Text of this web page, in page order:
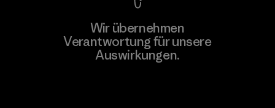
Mehr dazuWir übernehmen
Verantwortung für unsere
Auswirkungen.